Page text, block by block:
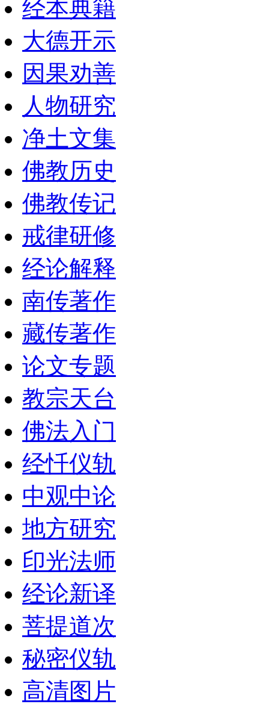
经本典籍
大德开示
因果劝善
人物研究
净土文集
佛教历史
佛教传记
戒律研修
经论解释
南传著作
藏传著作
论文专题
教宗天台
佛法入门
经忏仪轨
中观中论
地方研究
印光法师
经论新译
菩提道次
秘密仪轨
高清图片